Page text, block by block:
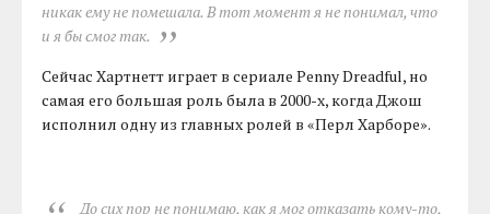
никак ему не помешала. В тот момент я не понимал, что
и я бы смог так.
Сейчас Хартнетт играет в сериале Penny Dreadful, но
самая его большая роль была в 2000-х, когда Джош
исполнил одну из главных ролей в «Перл Харборе».
До сих пор не понимаю, как я мог отказать кому-то,